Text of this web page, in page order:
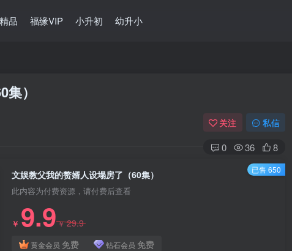
品 福缘VIP 小升初 幼升小
）
关注 私信
0 36 8
文娱教父我的赘婿人设塌房了（60集）
此内容为付费资源，请付费后查看
￥ 9.9￥29.9
黄金会员 免费 钻石会员 免费
已售 650